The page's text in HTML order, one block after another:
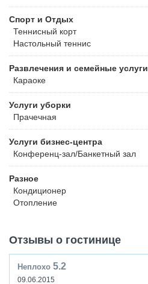
Спорт и Отдых
Теннисный корт
Настольный теннис
Развлечения и семейные услуги
Караоке
Услуги уборки
Прачечная
Услуги бизнес-центра
Конференц-зал/Банкетный зал
Разное
Кондиционер
Отопление
Отзывы о гостинице
Неплохо 5.2
09.06.2015